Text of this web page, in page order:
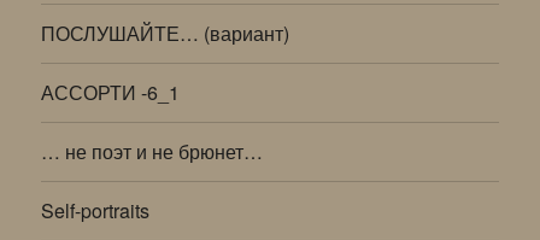
ПОСЛУШАЙТЕ… (вариант)
АССОРТИ -6_1
… не поэт и не брюнет…
Self-portraits